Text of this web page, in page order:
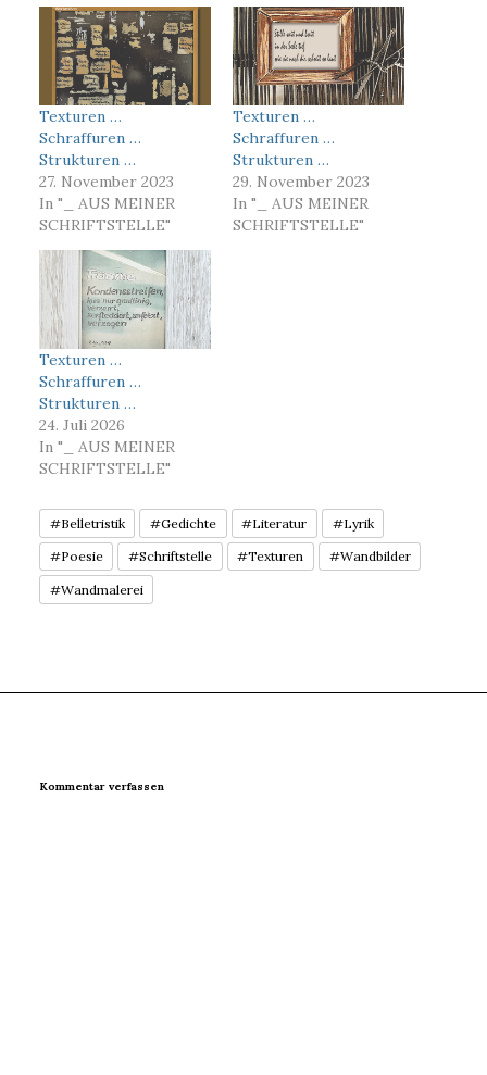
Texturen …
Schraffuren …
Strukturen …
27. November 2023
In "_ AUS MEINER
SCHRIFTSTELLE"
Texturen …
Schraffuren …
Strukturen …
29. November 2023
In "_ AUS MEINER
SCHRIFTSTELLE"
Texturen …
Schraffuren …
Strukturen …
24. Juli 2026
In "_ AUS MEINER
SCHRIFTSTELLE"
#Belletristik #Gedichte #Literatur #Lyrik
#Poesie #Schriftstelle #Texturen #Wandbilder
#Wandmalerei
Kommentar verfassen